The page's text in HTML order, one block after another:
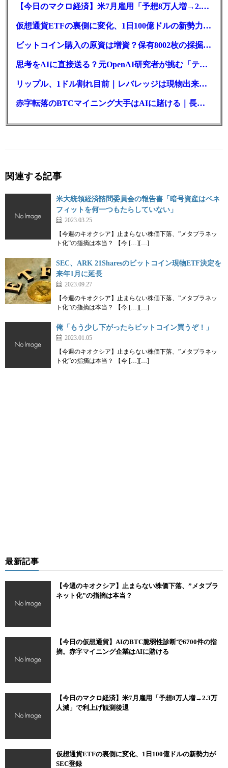
【今日のマクロ経済】米7月雇用「予想8万人増→2.3万人減」で利上げ観測後退
仮想通貨ETFの裏側に変化、1日100億ドルの新勢力がSEC登録
ビットコイン購入の原資は増資？保有8002枚の採掘企業の実態とは
思考をAIに直接送る？元OpenAI研究者が挑む「テレパシー」開発とは
リップル、1ドル割れ目前｜レバレッジは現物出来高の6倍超
赤字転落のBTCマイニング大手はAIに賭ける｜長期負債17.8億ドル
関連する記事
米大統領経済諮問委員会の報告書「暗号資産はベネ
フィットを何一つもたらしていない」
2023.03.25
【今週のキオクシア】止まらない株価下落、”メタプラネッ
ト化”の指摘は本当？ 【今 […][…]
SEC、ARK 21Sharesのビットコイン現物ETF決定を
来年1月に延長
2023.09.27
【今週のキオクシア】止まらない株価下落、”メタプラネッ
ト化”の指摘は本当？ 【今 […][…]
俺「もう少し下がったらビットコイン買うぞ！」
2023.01.05
【今週のキオクシア】止まらない株価下落、”メタプラネッ
ト化”の指摘は本当？ 【今 […][…]
最新記事
【今週のキオクシア】止まらない株価下落、”メタプラ
ネット化”の指摘は本当？
【今日の仮想通貨】AIのBTC脆弱性診断で6700件の指
摘。赤字マイニング企業はAIに賭ける
【今日のマクロ経済】米7月雇用「予想8万人増→2.3万
人減」で利上げ観測後退
仮想通貨ETFの裏側に変化、1日100億ドルの新勢力が
SEC登録